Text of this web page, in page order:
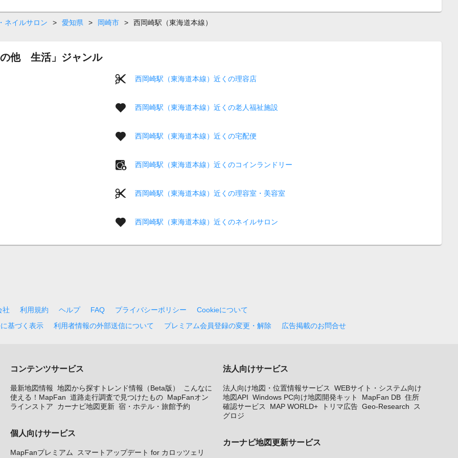
ネイルサロン > 愛知県 > 岡崎市 > 西岡崎駅（東海道本線）
の他 生活」ジャンル
西岡崎駅（東海道本線）近くの理容店
西岡崎駅（東海道本線）近くの老人福祉施設
西岡崎駅（東海道本線）近くの宅配便
西岡崎駅（東海道本線）近くのコインランドリー
西岡崎駅（東海道本線）近くの理容室・美容室
西岡崎駅（東海道本線）近くのネイルサロン
社 利用規約 ヘルプ FAQ プライバシーポリシー
Cookieについて
基づく表示
利用者情報の外部送信について プレミアム会員登録の変更・解除 広告掲載のお問合せ
コンテンツサービス
最新地図情報 地図から探すトレンド情報（Beta版）
こんなに
使える！MapFan 道路走行調査で見つけたもの MapFanオン
ラインストア
カーナビ地図更新 宿・ホテル・旅館予約
個人向けサービス
MapFanプレミアム
スマートアップデート for カロッツェリ
法人向けサービス
法人向け地図・位置情報サービス
WEBサイト・システム向け
地図API Windows PC向け地図開発キット MapFan DB 住所
確認サービス
MAP WORLD+ トリマ広告 Geo-Research
ス
グロジ
カーナビ地図更新サービス